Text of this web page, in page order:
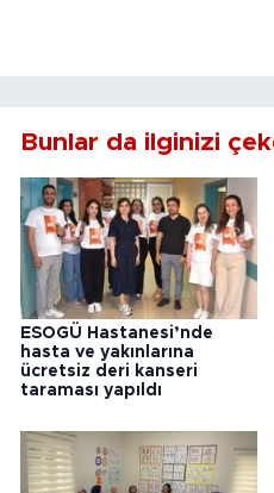
Bunlar da ilginizi
ESOGÜ Hastanesi’nde
hasta ve yakınlarına
ücretsiz deri kanseri
taraması yapıldı